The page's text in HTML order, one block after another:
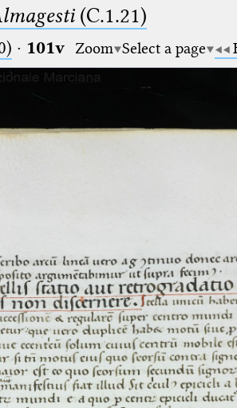
(C.1.21)
· 101v Zoom Select a page